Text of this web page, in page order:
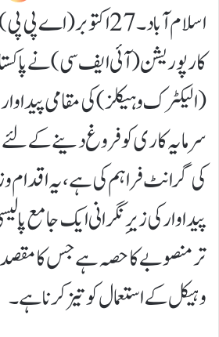
اسلام آباد۔27اکتوبر
کارپوریشن (آئی ایف سی ) نے
(الیکٹرک وہیکلز) کی مقامی
کی گرانٹ فراہم کی ہے، یہ
پیداوار کی زیرِ نگرانی ایک جامع
تر منصوبے کا حصہ ہے جس کا
وہیکل کے استعمال کو تیز کرنا ہے۔